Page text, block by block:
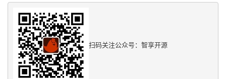
扫码关注公众号：智享开源